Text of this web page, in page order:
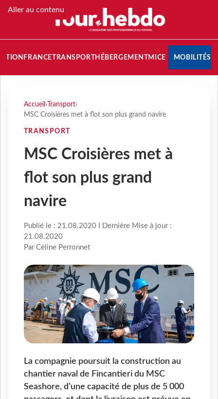
Aller au contenu
FRANCETRANSPORT HÉBERGEMENTMICE MOBILITÉS
Accueil › Transport›
MSC Croisières met à flot son plus grand navire
TRANSPORT
MSC Croisières met à
flot son plus grand
navire
Publié le : 21.08.2020 I Dernière Mise à jour :
21.08.2020
Par Céline Perronnet
La compagnie poursuit la construction au
chantier naval de Fincantieri du MSC
Seashore, d’une capacité de plus de 5 000